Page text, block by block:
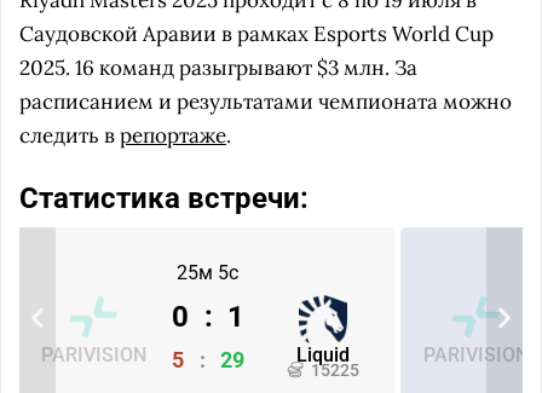
Саудовской Аравии в рамках Esports World Cup
2025. 16 команд разыгрывают $3 млн. За
расписанием и результатами чемпионата можно
следить врепортаже.
Статистика встречи:
25м 5с
PARIVISION Liquid
15225
0 : 1
5 : 29 PARIVISION